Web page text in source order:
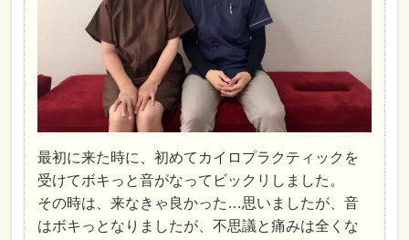
最初に来た時に、初めてカイロプラクティックを
受けてボキっと音がなってビックリしました。
その時は、来なきゃ良かった…思いましたが、音
はボキっとなりましたが、不思議と痛みは全くな